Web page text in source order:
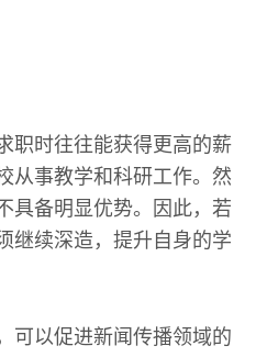
职时往往能获得更高的薪
从事教学和科研工作。然
具备明显优势。因此，若
继续深造，提升自身的学
可以促进新闻传播领域的